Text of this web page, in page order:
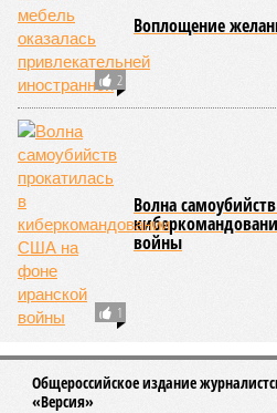
2
Воплощение
1
Волна
войны
Общероссийское издание
«Версия»